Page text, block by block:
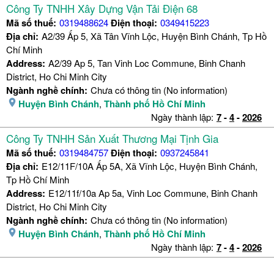
Công Ty TNHH Xây Dựng Vận Tải Điện 68
Mã số thuế: 0319488624Điện thoại: 0349415223
Địa chỉ: A2/39 Ấp 5, Xã Tân Vĩnh Lộc, Huyện Bình Chánh, Tp Hồ
Chí Minh
Address: A2/39 Ap 5, Tan Vinh Loc Commune, Binh Chanh
District, Ho Chi Minh City
Ngành nghề chính: Chưa có thông tin (No information)
Huyện Bình Chánh, Thành phố Hồ Chí Minh
Ngày thành lập: 7-4-2026
Công Ty TNHH Sản Xuất Thương Mại Tịnh Gia
Mã số thuế: 0319484757Điện thoại: 0937245841
Địa chỉ: E12/11F/10A Ấp 5A, Xã Vĩnh Lộc, Huyện Bình Chánh,
Tp Hồ Chí Minh
Address: E12/11f/10a Ap 5a, Vinh Loc Commune, Binh Chanh
District, Ho Chi Minh City
Ngành nghề chính: Chưa có thông tin (No information)
Huyện Bình Chánh, Thành phố Hồ Chí Minh
Ngày thành lập: 7-4-2026